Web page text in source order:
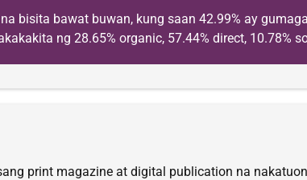
bisita bawat buwan, kung saan 42.99% ay
ng 28.65% organic, 57.44% direct, 10.78%
print magazine at digital publication na